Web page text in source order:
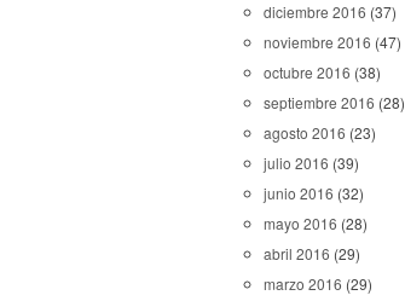
diciembre 2016 (37)
noviembre 2016 (47)
octubre 2016 (38)
septiembre 2016 (28)
agosto 2016 (23)
julio 2016 (39)
junio 2016 (32)
mayo 2016 (28)
abril 2016 (29)
marzo 2016 (29)